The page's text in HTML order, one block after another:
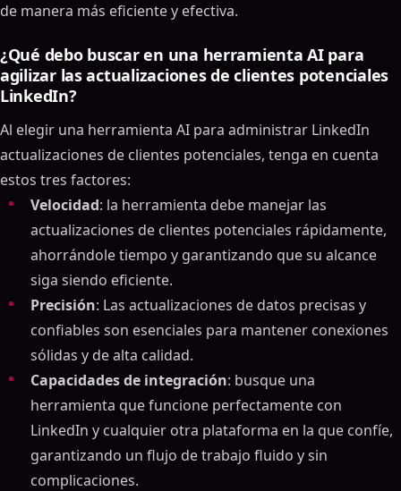
de manera más eficiente y efectiva.
¿Qué debo buscar en una herramienta AI para
agilizar las actualizaciones de clientes potenciales
LinkedIn?
Al elegir una herramienta AI para administrar LinkedIn
actualizaciones de clientes potenciales, tenga en cuenta
estos tres factores:
Velocidad: la herramienta debe manejar las
actualizaciones de clientes potenciales rápidamente,
ahorrándole tiempo y garantizando que su alcance
siga siendo eficiente.
Precisión: Las actualizaciones de datos precisas y
confiables son esenciales para mantener conexiones
sólidas y de alta calidad.
Capacidades de integración: busque una
herramienta que funcione perfectamente con
LinkedIn y cualquier otra plataforma en la que confíe,
garantizando un flujo de trabajo fluido y sin
complicaciones.